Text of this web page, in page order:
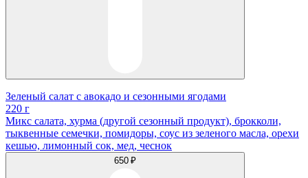
Зеленый салат с авокадо и сезонными ягодами
220 г
Микс салата, хурма (другой сезонный продукт), брокколи,
тыквенные семечки, помидоры, соус из зеленого масла, орехи
кешью, лимонный сок, мед, чеснок
650 ₽